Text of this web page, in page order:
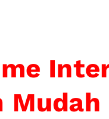
Mudah